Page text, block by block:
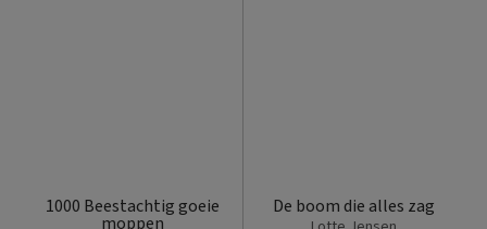
1000 Beestachtig goeie
moppen
De boom die alles zag